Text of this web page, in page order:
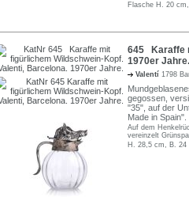
Flasche H. 20
645 Karaffe
1970er Jahre.
Valentí 1798
gegossen,
"35", auf der
Made in Spain".
Auf dem
vereinzelt
H. 28,5 cm, B.